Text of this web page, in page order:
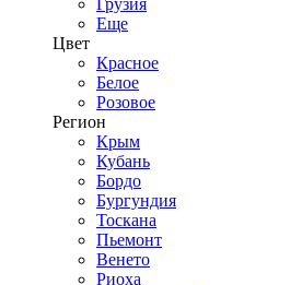
Грузия
Еще
Цвет
Красное
Белое
Розовое
Регион
Крым
Кубань
Бордо
Бургундия
Тоскана
Пьемонт
Венето
Риоха